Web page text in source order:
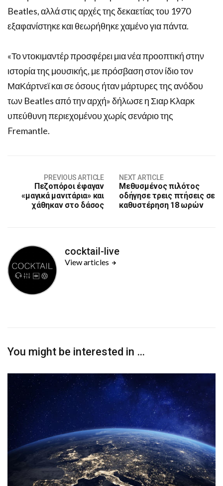
Beatles, αλλά στις αρχές της δεκαετίας του 1970
εξαφανίστηκε και θεωρήθηκε χαμένο για πάντα.
«Το ντοκιμαντέρ προσφέρει μια νέα προοπτική στην
ιστορία της μουσικής, με πρόσβαση στον ίδιο τον
ΜαΚάρτνεϊ και σε όσους ήταν μάρτυρες της ανόδου
των Beatles από την αρχή» δήλωσε η Σιαρ Κλαρκ
υπεύθυνη περιεχομένου χωρίς σενάριο της
Fremantle.
PREVIOUS ARTICLE
Πεζοπόροι έφαγαν
«μαγικά μανιτάρια» και
χάθηκαν στο δάσος
NEXT ARTICLE
Μεθυσμένος πιλότος
οδήγησε τρεις πτήσεις σε
καθυστέρηση 18 ωρών
cocktail-live
View articles
You might be interested in …